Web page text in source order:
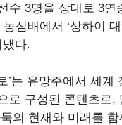
수 3명을 상대로 3연
심배에서 ‘상하이
냈다.
’는 유망주에서 세계
로 구성된 콘텐츠로,
의 현재와 미래를